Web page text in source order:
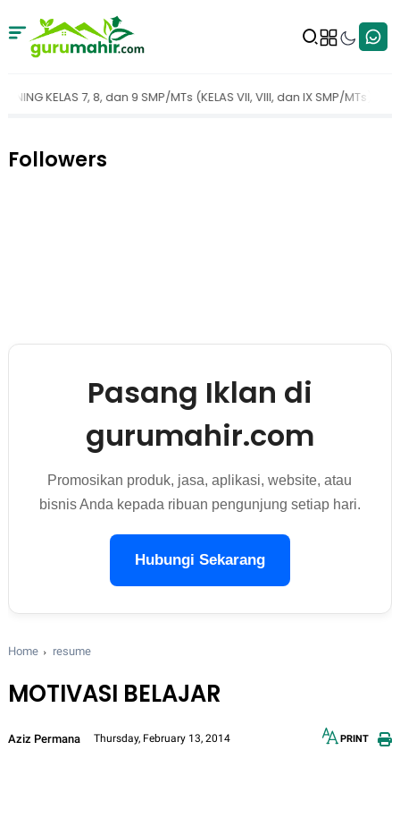
MTs (KELAS VII, VIII, dan IX SMP/MTs) Perangkat Pembelajaran
Followers
Pasang Iklan di
gurumahir.com
Promosikan produk, jasa, aplikasi, website, atau
bisnis Anda kepada ribuan pengunjung setiap hari.
Hubungi Sekarang
Home resume
MOTIVASI BELAJAR
Aziz Permana Thursday, February 13, 2014 PRINT